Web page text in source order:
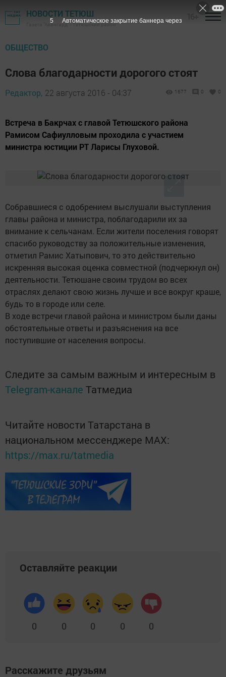
НОВОСТИ ТЕТЮШ
Газета "Авангард" - Тетюшский район
ОБЩЕСТВО
Слова благодарности дорогого стоят
Редактор, 22 августа 2016 - 04:37 1677 0 0
Встреча в Бакрчах с главой Тетюшского района
Рамисом Сафиулловым проходила с участием
министра юстиции РТ Ларисы Глуховой.
Соб­равшиеся с одобрением выслушали выступления
главы района и министра, поблагодарили их за
внимание к сельчанам. Если жители поселения говорят
спасибо руководству за положительные изменения,
отметил Рамис Хатыпович, то это действительно
искренняя высокая оценка совместной (подчеркнул он)
деятельности. Тетюшане своим трудом во всех
отраслях делают свою жизнь лучше и все вокруг краше,
будь то в городе или селе.
В ходе встречи главой района и министром были даны
обстоятельные ответы и разъяснения на все
поступившие от населения вопросы.
Следите за самым важным и интересным в
Telegram-канале Татмедиа
Читайте новости Татарстана в
национальном мессенджере MАХ:
https://max.ru/tatmedia
Оставляйте реакции
0 0 0 0 0
Расскажите друзьям
4 Автоматическое закрытие баннера через